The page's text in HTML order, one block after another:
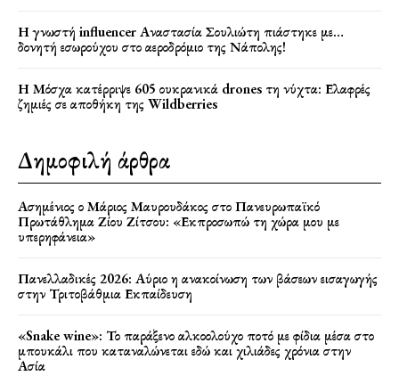
Η γνωστή influencer Αναστασία Σουλιώτη πιάστηκε με…
δονητή εσωρούχου στο αεροδρόμιο της Νάπολης!
Η Μόσχα κατέρριψε 605 ουκρανικά drones τη νύχτα: Ελαφρές
ζημιές σε αποθήκη της Wildberries
Δημοφιλή άρθρα
Ασημένιος ο Μάριος Μαυρουδάκος στο Πανευρωπαϊκό
Πρωτάθλημα Ζίου Ζίτσου: «Εκπροσωπώ τη χώρα μου με
υπερηφάνεια»
Πανελλαδικές 2026: Αύριο η ανακοίνωση των βάσεων εισαγωγής
στην Τριτοβάθμια Εκπαίδευση
«Snake wine»: Το παράξενο αλκοολούχο ποτό με φίδια μέσα στο
μπουκάλι που καταναλώνεται εδώ και χιλιάδες χρόνια στην
Ασία